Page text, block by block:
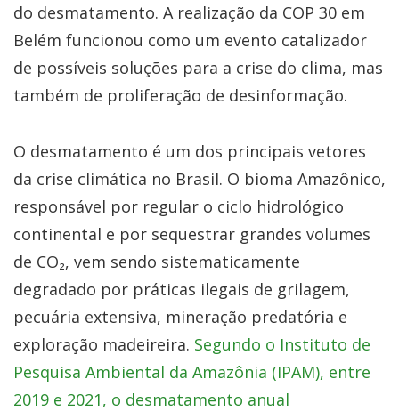
do desmatamento. A realização da COP 30 em
Belém funcionou como um evento catalizador
de possíveis soluções para a crise do clima, mas
também de proliferação de desinformação.
O desmatamento é um dos principais vetores
da crise climática no Brasil. O bioma Amazônico,
responsável por regular o ciclo hidrológico
continental e por sequestrar grandes volumes
de CO₂, vem sendo sistematicamente
degradado por práticas ilegais de grilagem,
pecuária extensiva, mineração predatória e
exploração madeireira. Segundo o Instituto de
Pesquisa Ambiental da Amazônia (IPAM), entre
2019 e 2021, o desmatamento anual